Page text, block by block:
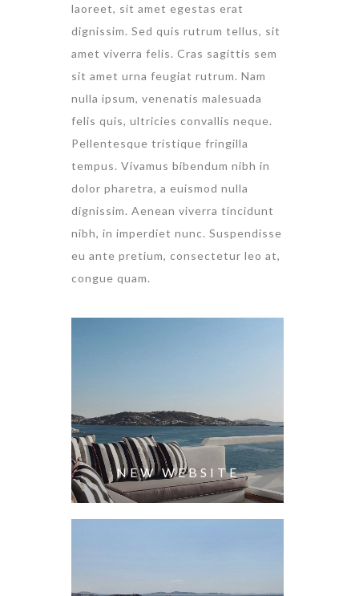
laoreet, sit amet egestas erat
dignissim. Sed quis rutrum tellus, sit
amet viverra felis. Cras sagittis sem
sit amet urna feugiat rutrum. Nam
nulla ipsum, venenatis malesuada
felis quis, ultricies convallis neque.
Pellentesque tristique fringilla
tempus. Vivamus bibendum nibh in
dolor pharetra, a euismod nulla
dignissim. Aenean viverra tincidunt
nibh, in imperdiet nunc. Suspendisse
eu ante pretium, consectetur leo at,
congue quam.
NEW WEBSITE